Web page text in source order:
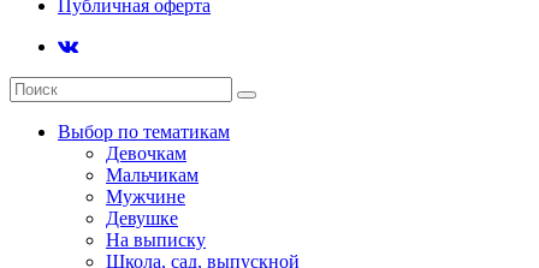
Публичная оферта
Выбор по тематикам
Девочкам
Мальчикам
Мужчине
Девушке
На выписку
Школа, сад, выпускной